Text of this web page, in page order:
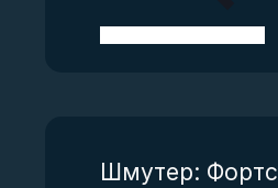
Шмутер: Фортс